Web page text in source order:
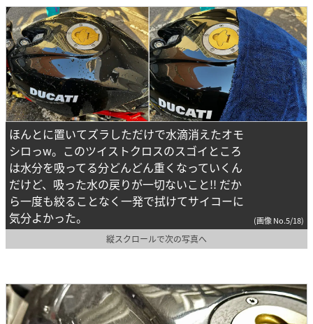
ほんとに置いてズラしただけで水滴消えたオモ
シロっw。このツイストクロスのスゴイところ
は水分を吸ってる分どんどん重くなっていくん
だけど、吸った水の戻りが一切ないこと!! だか
ら一度も絞ることなく一発で拭けてサイコーに
気分よかった。
(画像 No.5/18)
縦スクロールで次の写真へ